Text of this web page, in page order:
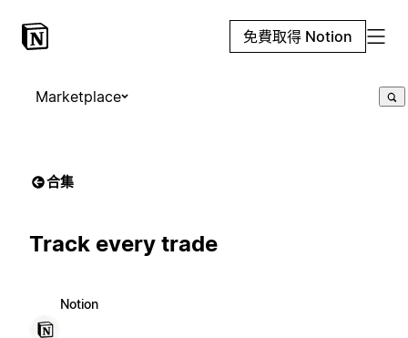
免費取得 Notion
Marketplace
合集
Track every trade
Notion